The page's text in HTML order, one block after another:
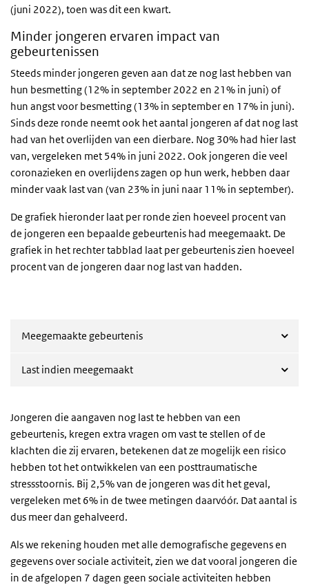
(juni 2022), toen was dit een kwart.
Minder jongeren ervaren impact van
gebeurtenissen
Steeds minder jongeren geven aan dat ze nog last hebben van
hun besmetting (12% in september 2022 en 21% in juni) of
hun angst voor besmetting (13% in september en 17% in juni).
Sinds deze ronde neemt ook het aantal jongeren af dat nog last
had van het overlijden van een dierbare. Nog 30% had hier last
van, vergeleken met 54% in juni 2022. Ook jongeren die veel
coronazieken en overlijdens zagen op hun werk, hebben daar
minder vaak last van (van 23% in juni naar 11% in september).
De grafiek hieronder laat per ronde zien hoeveel procent van
de jongeren een bepaalde gebeurtenis had meegemaakt. De
grafiek in het rechter tabblad laat per gebeurtenis zien hoeveel
procent van de jongeren daar nog last van hadden.
Meegemaakte gebeurtenis
Last indien meegemaakt
Jongeren die aangaven nog last te hebben van een
gebeurtenis, kregen extra vragen om vast te stellen of de
klachten die zij ervaren, betekenen dat ze mogelijk een risico
hebben tot het ontwikkelen van een posttraumatische
stressstoornis. Bij 2,5% van de jongeren was dit het geval,
vergeleken met 6% in de twee metingen daarvóór. Dat aantal is
dus meer dan gehalveerd.
Als we rekening houden met alle demografische gegevens en
gegevens over sociale activiteit, zien we dat vooral jongeren die
in de afgelopen 7 dagen geen sociale activiteiten hebben